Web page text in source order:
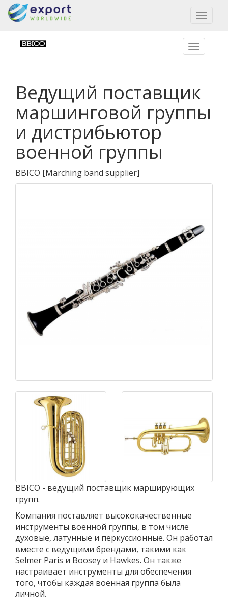
Toggle
Ведущий поставщик
маршинговой группы
и дистрибьютор
военной группы
BBICO [Marching band supplier]
BBICO - ведущий поставщик марширующих
групп.
Компания поставляет высококачественные
инструменты военной группы, в том числе
духовые, латунные и перкуссионные. Он работал
вместе с ведущими брендами, такими как
Selmer Paris и Boosey и Hawkes. Он также
настраивает инструменты для обеспечения
того, чтобы каждая военная группа была
личной.